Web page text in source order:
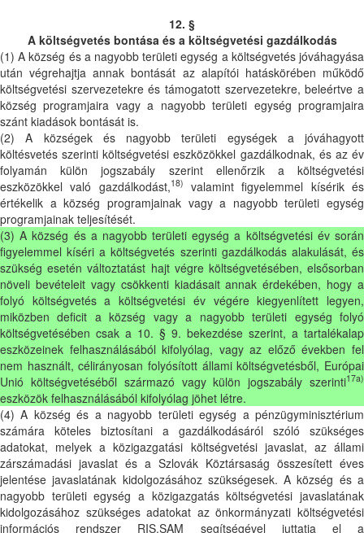
12. §
A költségvetés bontása és a költségvetési gazdálkodás
(1) A község és a nagyobb területi egység a költségvetés jóváhagyása
után végrehajtja annak bontását az alapítói hatáskörében működő
költségvetési szervezetekre és támogatott szervezetekre, beleértve a
község programjaira vagy a nagyobb területi egység programjaira
szánt kiadások bontását is.
(2) A községek és nagyobb területi egységek a jóváhagyott
költésvetés szerinti költségvetési eszközökkel gazdálkodnak, és az év
folyamán külön jogszabály szerint ellenőrzik a költségvetési
eszközökkel való gazdálkodást,18)
valamint figyelemmel kísérik és
értékelik a község programjainak vagy a nagyobb területi egység
programjainak teljesítését.
(3) A község és a nagyobb területi egység a költségvetési év során
figyelemmel kíséri a költségvetés szerinti gazdálkodás alakulását, és
szükség esetén változtatást hajt végre költségvetésében, elsősorban
növeli bevételeit vagy csökkenti kiadásait annak érdekében, hogy a
folyó költségvetés a költségvetési év végére kiegyenlített legyen,
miközben deficit a község vagy a nagyobb területi egység folyó
költségvetésében csak a 10. § 9. bekezdése szerint, a tartalékalap
eszközeinek felhasználásából kifolyólag, vagy az előző években fel
nem használt, célirányosan folyósított állami költségvetésből, Európai
Unió költségvetéséből származó vagy külön jogszabály szerinti17a)
eszközök felhasználásából kifolyólag jöhet létre.
(4) A község és a nagyobb területi egység a pénzügyminisztérium
számára köteles biztosítani a gazdálkodásáról szóló szükséges
adatokat, melyek a közigazgatási költségvetési javaslat, az állami
zárszámadási javaslat és a Szlovák Köztársaság összesített éves
jelentése javaslatának kidolgozásához szükségesek. A község és a
nagyobb területi egység a közigazgatás költségvetési javaslatának
kidolgozásához szükséges adatokat az önkormányzati költségvetési
információs rendszer RIS.SAM segítségével juttatja el a